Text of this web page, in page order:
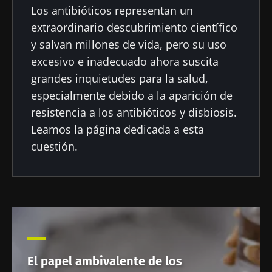
Los antibióticos representan un
extraordinario descubrimiento científico
y salvan millones de vida, pero su uso
excesivo e inadecuado ahora suscita
grandes inquietudes para la salud,
especialmente debido a la aparición de
resistencia a los antibióticos y disbiosis.
Leamos la página dedicada a esta
cuestión.
El papel ambivalente de los
Ser redirigido
Quedarse en el sitio web del Biocodex Microbiota
Institute
Me gustaría registrarme para recibir más
noticias de Biocodex
He leído y acepto lascondiciones generales
de uso y lapolítica de protección de datos
Biocodex Microbiota Institute
* Campo obligatorio
* Campo obligatorio
Descubrir
Influencia
microbiota
en la salud
reproductiva
Microbiota
independiente
en el cáncer
Una
bacteria
intestinal
que
fortalece
músculos